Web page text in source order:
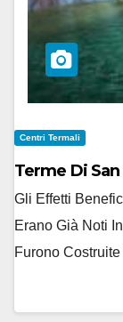
Centri Termali
Terme Di
Gli Effetti
Erano Già Noti
Furono